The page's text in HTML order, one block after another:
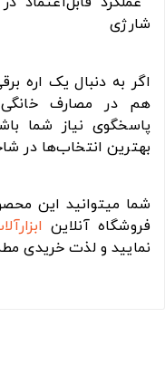
شارژی
اگر به دنبال یک اره
هم در مصارف
بهترین انتخاب‌ها در
شما میتوانید این
فروشگاه آنلاین
نمایید و لذت خریدی